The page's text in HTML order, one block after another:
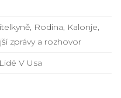
Rodina, Kalonje,
zprávy a rozhovor
V Usa